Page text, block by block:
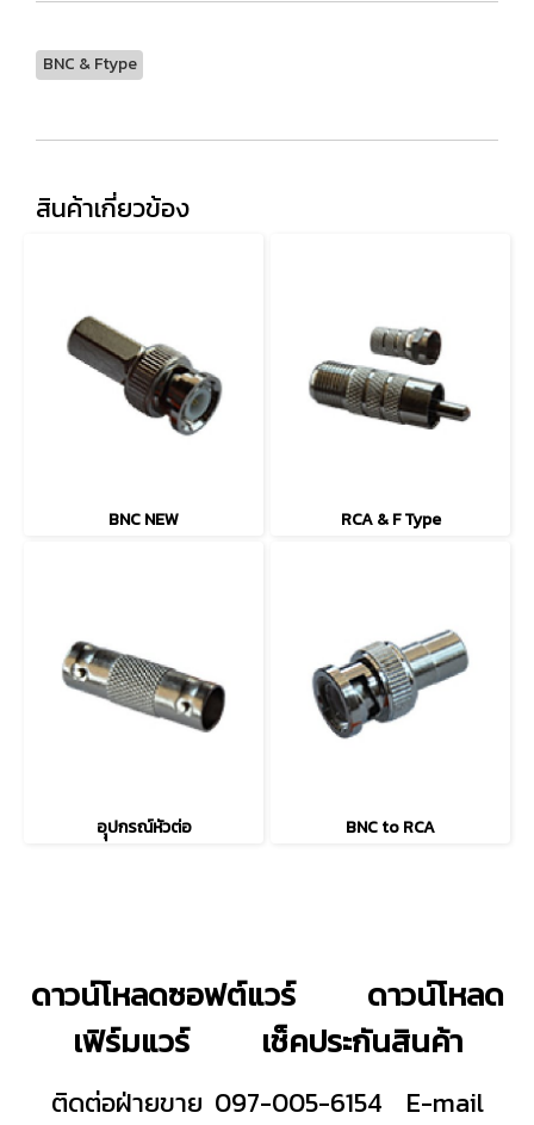
BNC & Ftype
สินค้าเกี่ยวข้อง
BNC NEW RCA & F Type
อุุปกรณ์หัวต่อ BNC to RCA
ดาวน์โหลดซอฟต์แวร์
ดาวน์โหลด
เฟิร์มแวร์
เช็คประกันสินค้า
ติดต่อฝ่ายขาย 097-005-6154
E-mail